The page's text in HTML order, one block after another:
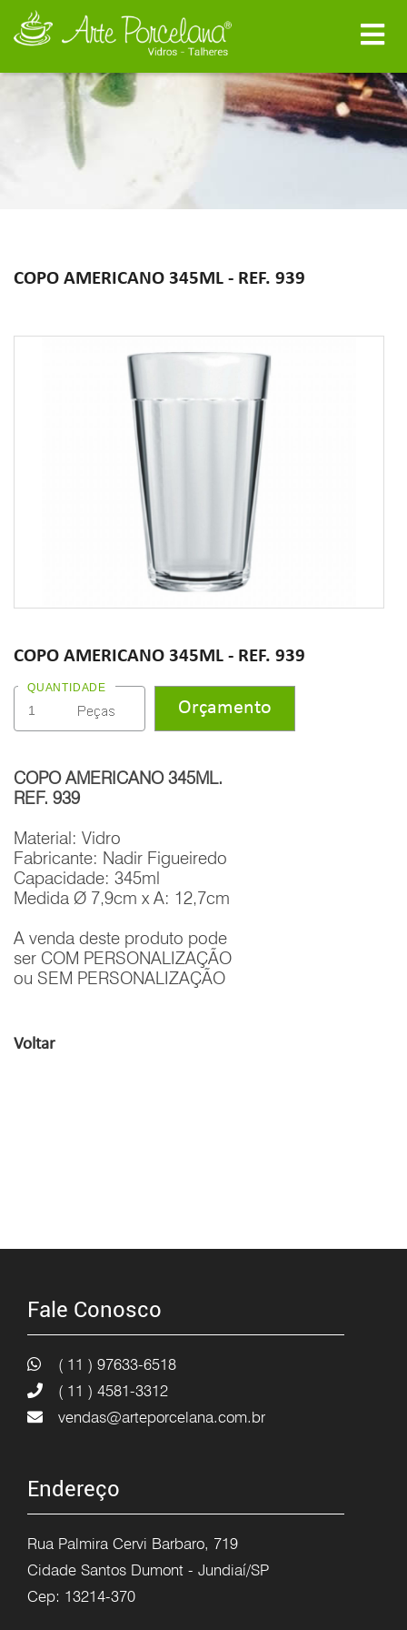
COPO AMERICANO 345ML - REF. 939
COPO AMERICANO 345ML - REF. 939
QUANTIDADE
COPO AMERICANO 345ML.
REF. 939
Material: Vidro
Fabricante: Nadir Figueiredo
Capacidade: 345ml
Medida Ø 7,9cm x A: 12,7cm
A venda deste produto pode
ser COM PERSONALIZAÇÃO
ou SEM PERSONALIZAÇÃO
Voltar
Fale Conosco
( 11 ) 97633-6518
( 11 ) 4581-3312
vendas@arteporcelana.com.br
Endereço
Rua Palmira Cervi Barbaro, 719
Cidade Santos Dumont - Jundiaí/SP
Cep: 13214-370